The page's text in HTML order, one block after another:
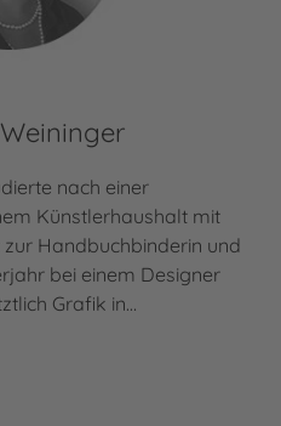
nach einer
Künstlerhaushalt mit
Handbuchbinderin und
bei einem Designer
Grafik in…